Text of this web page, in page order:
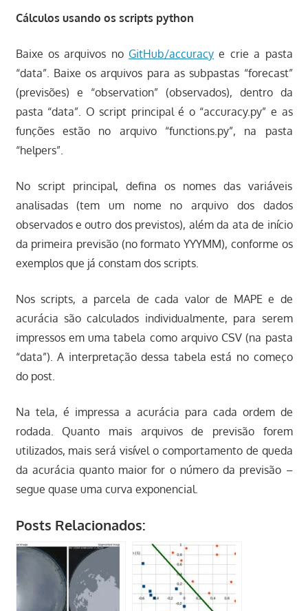
Cálculos usando os scripts python
Baixe os arquivos no GitHub/accuracy e crie a pasta
“data”. Baixe os arquivos para as subpastas “forecast”
(previsões) e “observation” (observados), dentro da
pasta “data”. O script principal é o “accuracy.py” e as
funções estão no arquivo “functions.py”, na pasta
“helpers”.
No script principal, defina os nomes das variáveis
analisadas (tem um nome no arquivo dos dados
observados e outro dos previstos), além da ata de início
da primeira previsão (no formato YYYMM), conforme os
exemplos que já constam dos scripts.
Nos scripts, a parcela de cada valor de MAPE e de
acurácia são calculados individualmente, para serem
impressos em uma tabela como arquivo CSV (na pasta
“data”). A interpretação dessa tabela está no começo
do post.
Na tela, é impressa a acurácia para cada ordem de
rodada. Quanto mais arquivos de previsão forem
utilizados, mais será visível o comportamento de queda
da acurácia quanto maior for o número da previsão –
segue quase uma curva exponencial.
Posts Relacionados: